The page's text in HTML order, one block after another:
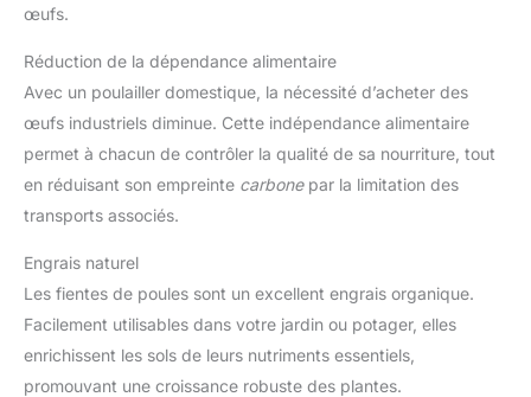
œufs.
Réduction de la dépendance alimentaire
Avec un poulailler domestique, la nécessité d’acheter des
œufs industriels diminue. Cette indépendance alimentaire
permet à chacun de contrôler la qualité de sa nourriture, tout
en réduisant son empreinte carbonepar la limitation des
transports associés.
Engrais naturel
Les fientes de poules sont un excellent engrais organique.
Facilement utilisables dans votre jardin ou potager, elles
enrichissent les sols de leurs nutriments essentiels,
promouvant une croissance robuste des plantes.